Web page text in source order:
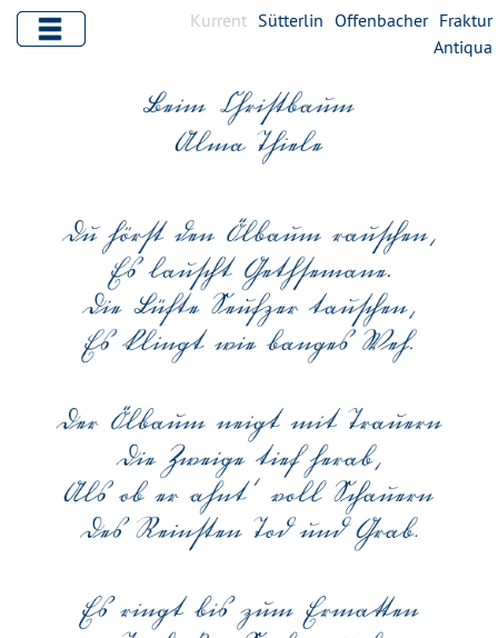
Kurrent Sütterlin Offenbacher Fraktur
Antiqua